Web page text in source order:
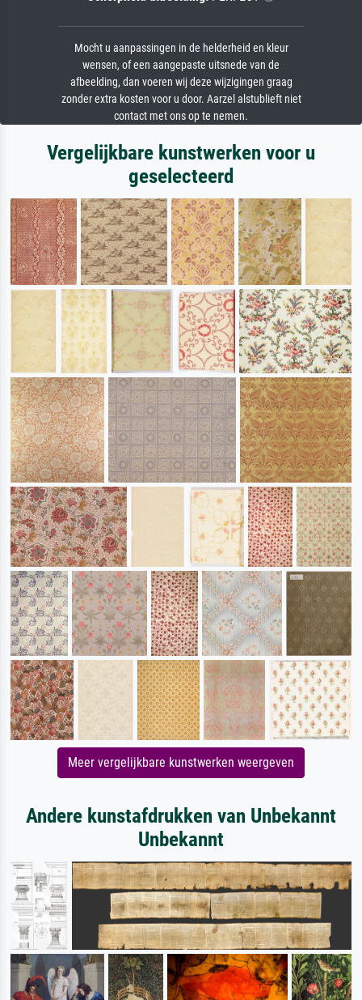
Mocht u aanpassingen in de helderheid en kleur
wensen, of een aangepaste uitsnede van de
afbeelding, dan voeren wij deze wijzigingen graag
zonder extra kosten voor u door. Aarzel alstublieft niet
contact met ons op te nemen.
Vergelijkbare kunstwerken voor u
geselecteerd
Meer vergelijkbare kunstwerken weergeven
Andere kunstafdrukken van Unbekannt
Unbekannt